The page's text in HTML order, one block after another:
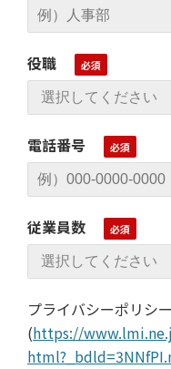
役職
電話番号
従業員数
プライバシーポリシー
(https://